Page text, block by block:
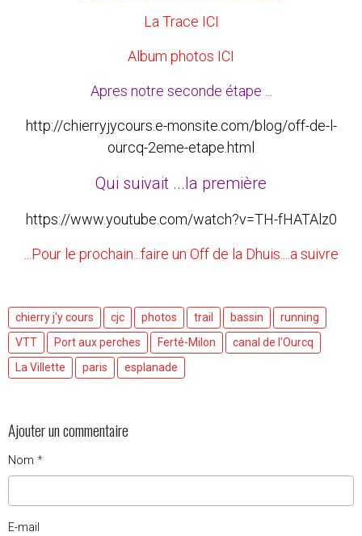
La Trace ICI
Album photos ICI
Apres notre seconde étape ...
http://chierryjycours.e-monsite.com/blog/off-de-l-
ourcq-2eme-etape.html
Qui suivait ...la première
https://www.youtube.com/watch?v=TH-fHATAlz0
...Pour le prochain...faire un Off de la Dhuis....a suivre
chierry j'y cours cjc photos trail bassin
running
VTT
Port aux perches Ferté-Milon
canal de l'Ourcq
La Villette
paris esplanade
Ajouter un commentaire
Nom
E-mail